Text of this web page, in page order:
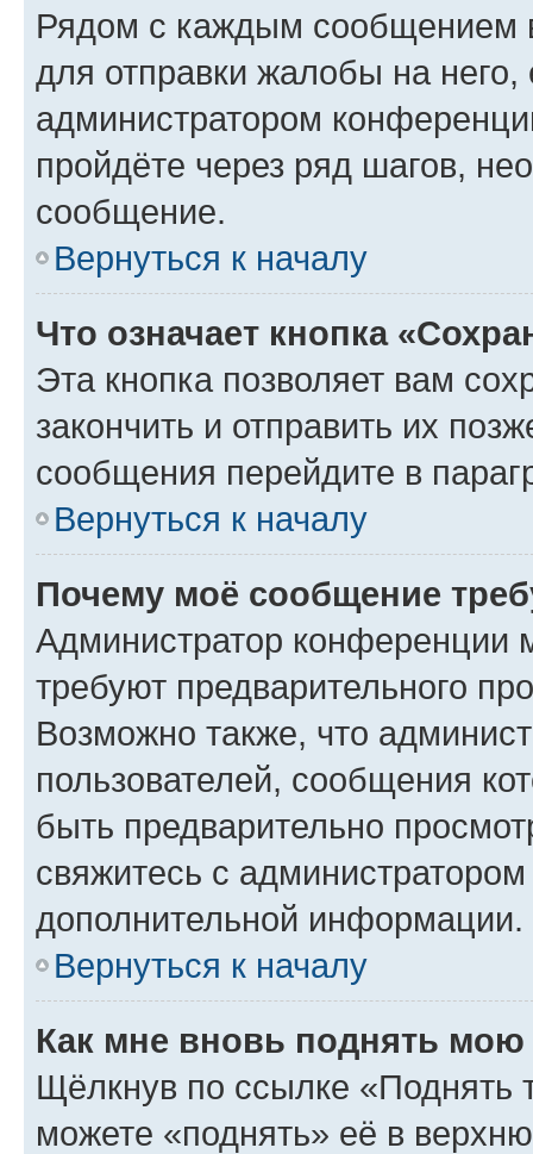
Рядом с каждым сообщением
для отправки жалобы на
администратором
пройдёте через ряд шагов,
сообщение.
Вернуться к началу
Что означает кнопка
Эта кнопка позволяет вам
закончить и отправить их
сообщения перейдите в
Вернуться к началу
Почему моё сообщение
Администратор конференции
требуют предварительного
Возможно также, что
пользователей, сообщения
быть предварительно
свяжитесь с
дополнительной информации.
Вернуться к началу
Как мне вновь поднять мою
Щёлкнув по ссылке «Поднять
можете «поднять» её в